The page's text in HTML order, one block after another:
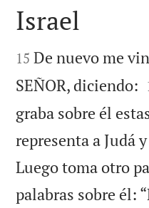

Israel

15 De nuevo me
SEÑOR, diciendo:
graba sobre él
representa a Judá
Luego toma otro
palabras sobre él: